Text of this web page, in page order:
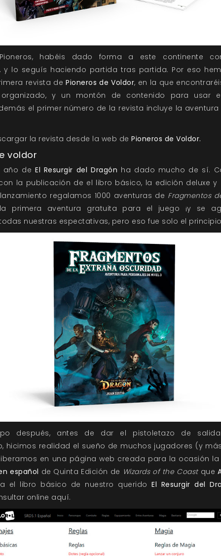
habéis dado forma a este continente
y lo seguís haciendo partida tras partida. Por eso
revista dePioneros de Voldor, en la que
y un montón de contenido para usar
el primer número de la revista incluye la
la revista desde la web de Pioneros de Voldor.
voldor
año deEl Resurgir del Dragón ha dado mucho de sí.
la publicación de el libro básico, la edición deluxe y
regalamos 1000 aventuras de Fragmentos
primera aventura gratuita para el juego ¡y se
nuestras espectativas, pero eso fue solo el
después, antes de dar el pistoletazo de
hicimos realidad el sueño de muchos jugadores (y
en una página web creada para la ocasión
español de Quinta Edición de Wizards of the Coastque
el libro básico de nuestro querido El Resurgir del
online aquí.